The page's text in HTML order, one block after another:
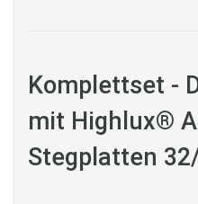
Komplettset -
mit Highlux®
Stegplatten